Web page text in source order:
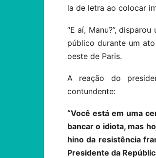
la de letra ao colocar
“E aí, Manu?”,
público durante um
oeste de Paris.
A reação do
contundente:
“Você está em uma
bancar o idiota, mas
hino da resistência
Presidente da